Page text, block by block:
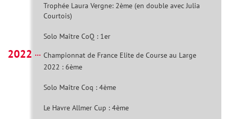
Trophée Laura Vergne: 2ème (en double avec Julia
Courtois)
Solo Maître CoQ : 1er
2022
Championnat de France Elite de Course au Large
2022 : 6ème
Solo Maître Coq : 4ème
Le Havre Allmer Cup : 4ème